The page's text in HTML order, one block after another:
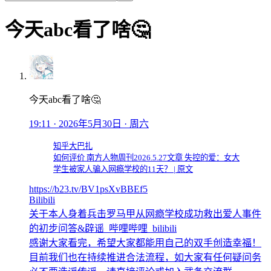
今天abc看了啥🤔
今天abc看了啥🤔
19:11 · 2026年5月30日 · 周六
知乎大巴扎
如何评价 南方人物周刊2026.5.27文章 失控的爱：女大
学生被家人骗入网瘾学校的11天？ | 原文
https://b23.tv/BV1psXvBBEf5
Bilibili
关于本人身着兵击罗马甲从网瘾学校成功救出爱人事件
的初步问答&辟谣_哔哩哔哩_bilibili
感谢大家看完，希望大家都能用自己的双手创造幸福！
目前我们也在持续推进合法流程，如大家有任何疑问务